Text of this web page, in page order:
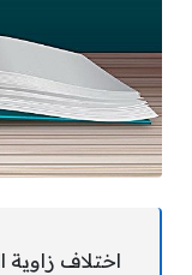
اختلاف زاوية